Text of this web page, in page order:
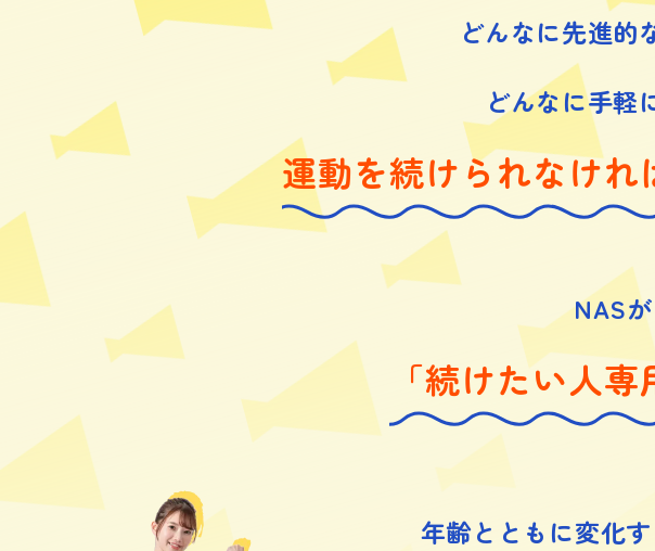
どんなに先進的
どんなに手軽
運動を続けられなけれ
NAS
「続けたい人
年齢とともに変化